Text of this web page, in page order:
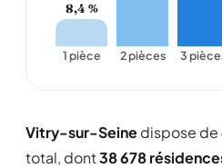
8,4 %
1 pièce 2 pièces 3
Vitry-sur-Seinedispose de
total, dont38 678